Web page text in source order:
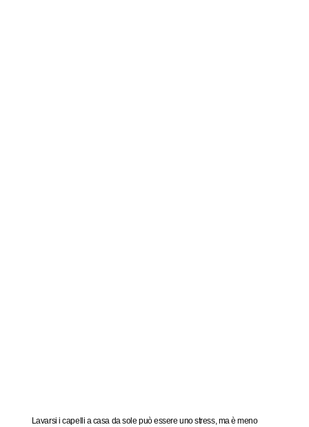
Lavarsi i capelli a casa da sole può essere uno stress, ma è meno